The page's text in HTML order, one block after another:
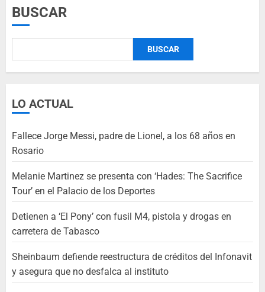
BUSCAR
BUSCAR
LO ACTUAL
Fallece Jorge Messi, padre de Lionel, a los 68 años en
Rosario
Melanie Martinez se presenta con ‘Hades: The Sacrifice
Tour’ en el Palacio de los Deportes
Detienen a ‘El Pony’ con fusil M4, pistola y drogas en
carretera de Tabasco
Sheinbaum defiende reestructura de créditos del Infonavit
y asegura que no desfalca al instituto